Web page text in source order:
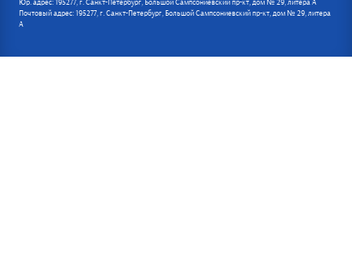
Юр. адрес: 195277, г. Санкт-Петербург, Большой Сампсониевский пр-кт, дом № 29, литера А
Почтовый адрес: 195277, г. Санкт-Петербург, Большой Сампсониевский пр-кт, дом № 29, литера
А